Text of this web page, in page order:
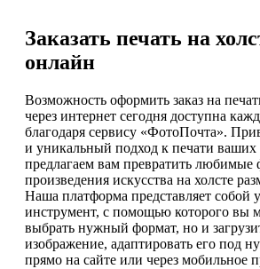
Заказать печать на
онлайн
Возможность оформить заказ на
через интернет сегодня доступна
благодаря сервису «ФотоПочта».
и уникальный подход к печати
предлагаем вам превратить любимые
произведения искусства на холсте
Наша платформа представляет собой
инструмент, с помощью которого вы
выбрать нужный формат, но и
изображение, адаптировать его под
прямо на сайте или через мобильное